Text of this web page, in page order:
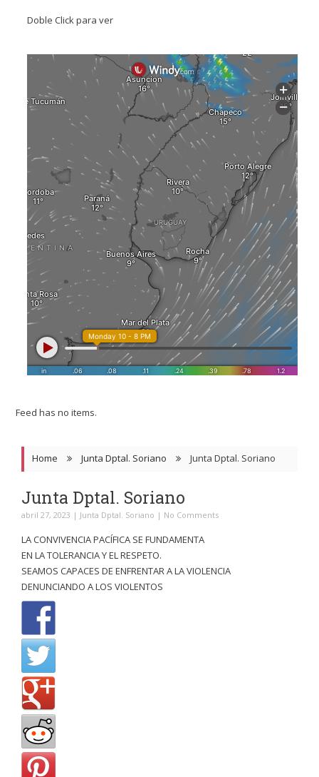
Doble Click para ver
Feed has no items.
Home Junta Dptal. Soriano Junta Dptal. Soriano
Junta Dptal. Soriano
abril 27, 2023 | Junta Dptal. Soriano | No Comments
LA CONVIVENCIA PACÍFICA SE FUNDAMENTA
EN LA TOLERANCIA Y EL RESPETO.
SEAMOS CAPACES DE ENFRENTAR A LA VIOLENCIA
DENUNCIANDO A LOS VIOLENTOS